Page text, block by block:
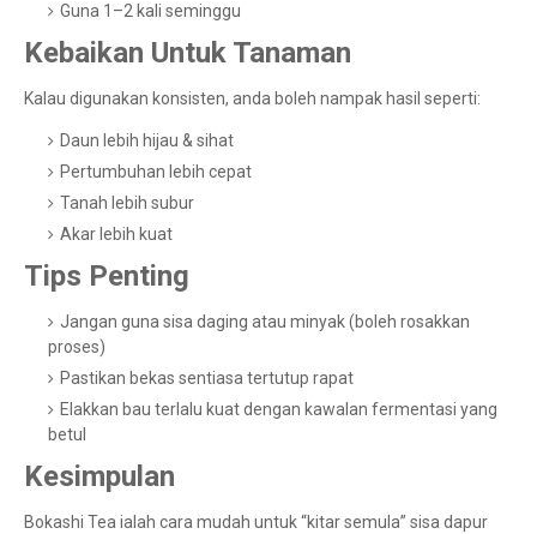
Guna 1–2 kali seminggu
Kebaikan Untuk Tanaman
Kalau digunakan konsisten, anda boleh nampak hasil seperti:
Daun lebih hijau & sihat
Pertumbuhan lebih cepat
Tanah lebih subur
Akar lebih kuat
Tips Penting
Jangan guna sisa daging atau minyak (boleh rosakkan
proses)
Pastikan bekas sentiasa tertutup rapat
Elakkan bau terlalu kuat dengan kawalan fermentasi yang
betul
Kesimpulan
Bokashi Tea ialah cara mudah untuk “kitar semula” sisa dapur